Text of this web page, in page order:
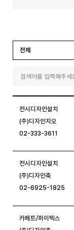
전체
전시디자인설치
(주)디자인지오
02-333-3611
전시디자인설치
(주)디자인축
02-6925-1825
카페트/파이텍스